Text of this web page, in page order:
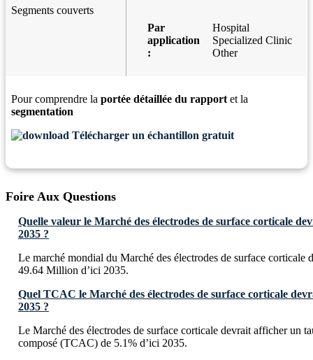
Segments couverts
Par
application
:
Hospital
Specialized Clinic
Other
Pour comprendre la portée détaillée du rapport et la
segmentation
Télécharger un échantillon gratuit
Foire Aux Questions
Quelle valeur le Marché des électrodes de surface corticale
2035 ?
Le marché mondial du Marché des électrodes de surface corticale
49.64 Million d’ici 2035.
Quel TCAC le Marché des électrodes de surface corticale
2035 ?
Le Marché des électrodes de surface corticale devrait afficher un
composé (TCAC) de 5.1% d’ici 2035.